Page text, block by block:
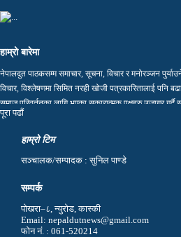
हाम्रो बारेमा
नेपालदुत पाठकसम्म समाचार, सूचना, विचार र मनोरञ्जन
विचार, विश्लेषणमा सिमित नरही खोजी पत्रकारितालाई पनि
समाज परिवर्तनका लागि भएका सकारात्मक पक्षहरु उजागर गर्दै
प्रतिवद्ध छौं…
पूरा पढाैं
हाम्रो टिम
सञ्चालक/सम्पादक : सुनिल पाण्डे
सम्पर्क
पोखरा–८, न्युरोड, कास्की
Email: nepaldutnews@gmail.com
फोन नं. : 061-520214